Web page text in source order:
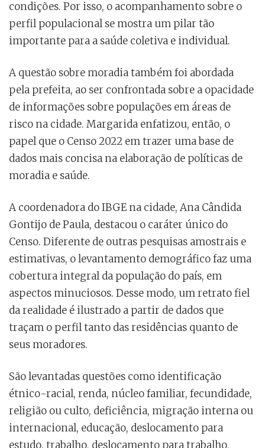
condições. Por isso, o acompanhamento sobre o
perfil populacional se mostra um pilar tão
importante para a saúde coletiva e individual.
A questão sobre moradia também foi abordada
pela prefeita, ao ser confrontada sobre a opacidade
de informações sobre populações em áreas de
risco na cidade. Margarida enfatizou, então, o
papel que o Censo 2022 em trazer uma base de
dados mais concisa na elaboração de políticas de
moradia e saúde.
A coordenadora do IBGE na cidade, Ana Cândida
Gontijo de Paula, destacou o caráter único do
Censo. Diferente de outras pesquisas amostrais e
estimativas, o levantamento demográfico faz uma
cobertura integral da população do país, em
aspectos minuciosos. Desse modo, um retrato fiel
da realidade é ilustrado a partir de dados que
traçam o perfil tanto das residências quanto de
seus moradores.
São levantadas questões como identificação
étnico-racial, renda, núcleo familiar, fecundidade,
religião ou culto, deficiência, migração interna ou
internacional, educação, deslocamento para
estudo, trabalho, deslocamento para trabalho,